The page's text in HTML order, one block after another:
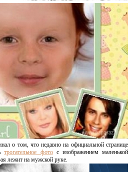
о том, что недавно на официальной странице
трогательное фотос изображением маленькой
лежит на мужской руке.